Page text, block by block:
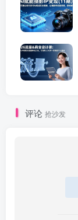
评论 抢沙发